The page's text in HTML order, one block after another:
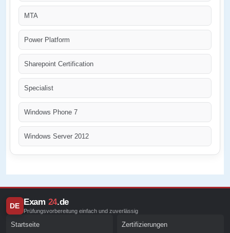
MTA
Power Platform
Sharepoint Certification
Specialist
Windows Phone 7
Windows Server 2012
DE Exam 24.de
Prüfungsvorbereitung einfach und zuverlässig
Startseite Zertifizierungen